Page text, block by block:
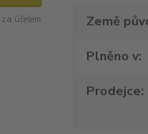
za účelem
Země
Plněno v
Prodejce